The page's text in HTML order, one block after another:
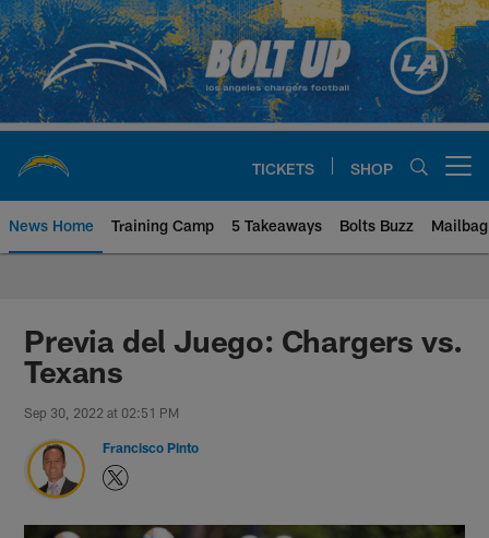
Skip
to
main
content
TICKETS SHOP
News Home Training Camp 5 Takeaways Bolts Buzz Mailbag
Chargers Official Site | Los
Previa del Juego: Chargers vs.
Texans
Sep 30, 2022 at 02:51 PM
Francisco Pinto